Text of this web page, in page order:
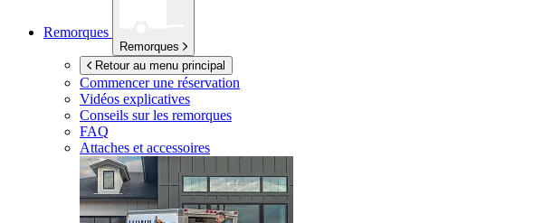
Remorques
Remorques
Retour au menu principal
Commencer une réservation
Vidéos explicatives
Conseils sur les remorques
FAQ
Attaches et accessoires